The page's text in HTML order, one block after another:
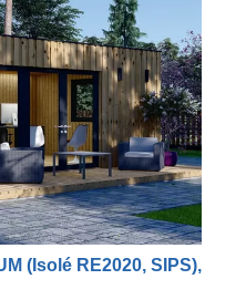
(Isolé RE2020, SIPS),